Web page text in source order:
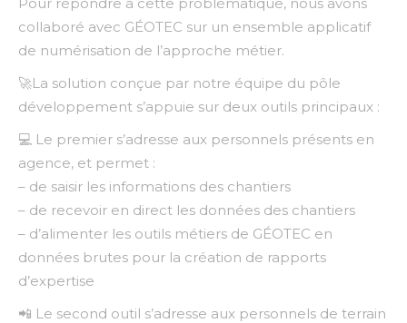
collaboré avec GÉOTEC sur un ensemble applicatif
de numérisation de l’approche métier.
🚀La solution conçue par notre équipe du pôle
développement s’appuie sur deux outils principaux :
💻 Le premier s’adresse aux personnels présents en
agence, et permet :
– de saisir les informations des chantiers
– de recevoir en direct les données des chantiers
– d’alimenter les outils métiers de GÉOTEC en
données brutes pour la création de rapports
d’expertise
📲 Le second outil s’adresse aux personnels de terrain